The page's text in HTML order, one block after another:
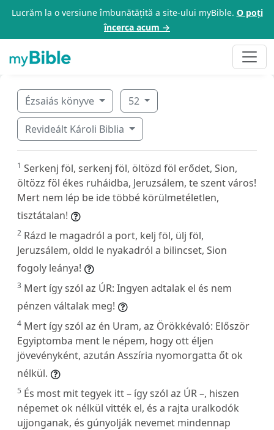
Lucrăm la o versiune îmbunătățită a site-ului myBible. O poți
încerca acum →
Ézsaiás könyve 52
Revideált Károli Biblia
1 Serkenj föl, serkenj föl, öltözd föl erődet, Sion,
öltözz föl ékes ruháidba, Jeruzsálem, te szent város!
Mert nem lép be ide többé körülmetéletlen,
tisztátalan!
2 Rázd le magadról a port, kelj föl, ülj föl,
Jeruzsálem, oldd le nyakadról a bilincset, Sion
fogoly leánya!
3 Mert így szól az ÚR: Ingyen adtalak el és nem
pénzen váltalak meg!
4 Mert így szól az én Uram, az Örökkévaló: Először
Egyiptomba ment le népem, hogy ott éljen
jövevényként, azután Asszíria nyomorgatta őt ok
nélkül.
5 És most mit tegyek itt – így szól az ÚR –, hiszen
népemet ok nélkül vitték el, és a rajta uralkodók
ujjonganak, és gúnyolják nevemet mindennap